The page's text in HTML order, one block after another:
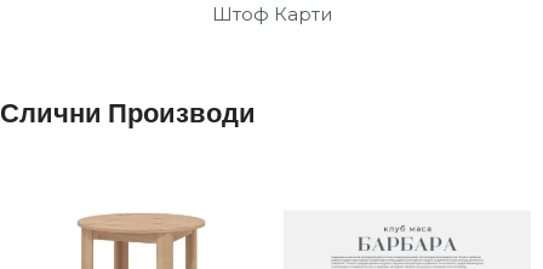
Штоф Карти
Слични Производи